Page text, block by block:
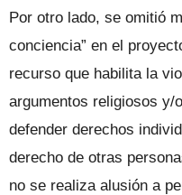
Por otro lado, se omitió
conciencia” en el
recurso que habilita la
argumentos religiosos y/
defender derechos
derecho de otras
no se realiza alusión a